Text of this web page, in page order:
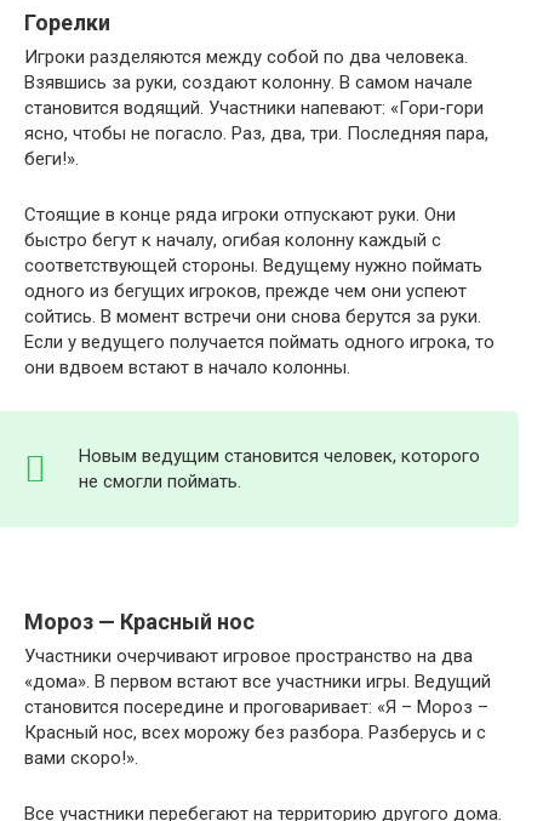
Горелки
Игроки разделяются между собой по два человека.
Взявшись за руки, создают колонну. В самом начале
становится водящий. Участники напевают: «Гори-гори
ясно, чтобы не погасло. Раз, два, три. Последняя пара,
беги!».
Стоящие в конце ряда игроки отпускают руки. Они
быстро бегут к началу, огибая колонну каждый с
соответствующей стороны. Ведущему нужно поймать
одного из бегущих игроков, прежде чем они успеют
сойтись. В момент встречи они снова берутся за руки.
Если у ведущего получается поймать одного игрока, то
они вдвоем встают в начало колонны.
Новым ведущим становится человек, которого
не смогли поймать.
Мороз — Красный нос
Участники очерчивают игровое пространство на два
«дома». В первом встают все участники игры. Ведущий
становится посередине и проговаривает: «Я – Мороз –
Красный нос, всех морожу без разбора. Разберусь и с
вами скоро!».
Все участники перебегают на территорию другого дома.